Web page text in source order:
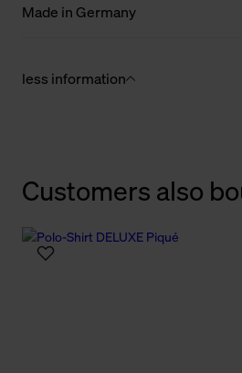
Made in Germany
less information
Customers also